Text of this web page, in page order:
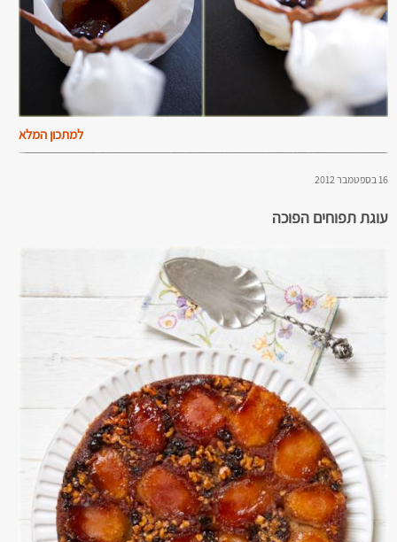
למתכון המלא
16 בספטמבר 2012
עוגת תפוחים הפוכה